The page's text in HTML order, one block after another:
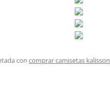
con comprar camisetas kalisson